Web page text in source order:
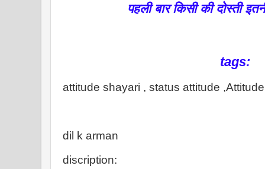
पहली बार किसी की दोस्ती
tags:
attitude shayari , status attitude
dil k arman
discription: